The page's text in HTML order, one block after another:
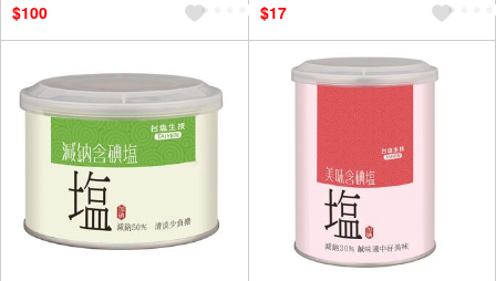
$100 $17